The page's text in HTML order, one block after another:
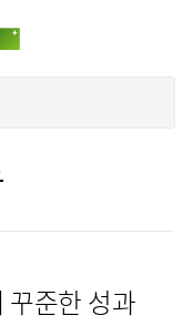
꾸준한 성과